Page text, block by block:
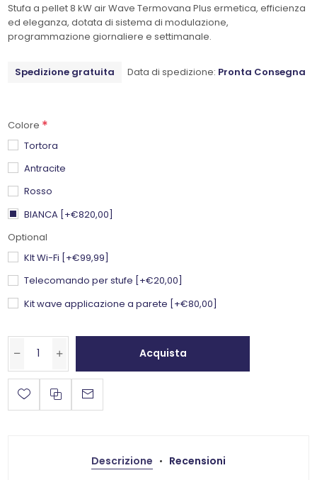
Stufa a pellet 8 kW air Wave Termovana Plus ermetica, efficienza
ed eleganza, dotata di sistema di modulazione,
programmazione giornaliere e settimanale.
Spedizione gratuita Data di spedizione: Pronta Consegna
Colore *
Tortora
Antracite
Rosso
BIANCA [+€820,00]
Optional
KIt Wi-Fi [+€99,99]
Telecomando per stufe [+€20,00]
Kit wave applicazione a parete [+€80,00]
Acquista
Descrizione Recensioni